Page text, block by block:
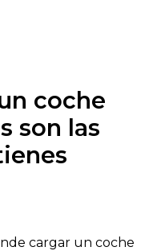
coche
son las
cargar un coche